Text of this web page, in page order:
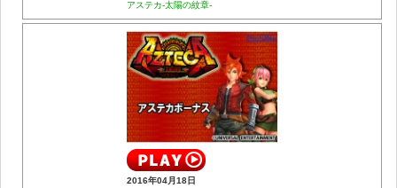
アステカ-太陽の紋章-
2016年04月18日